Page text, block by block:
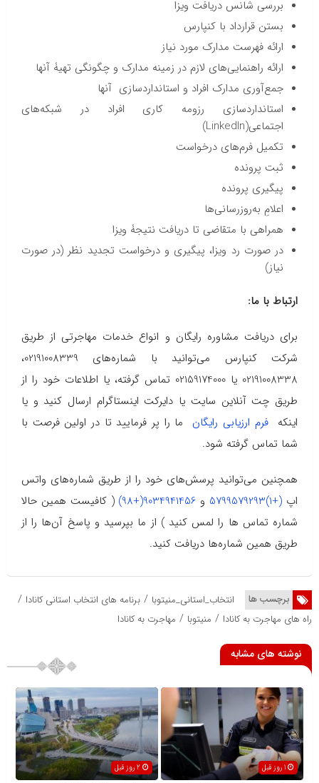
بررسی شانس دریافت ویزا
بستن قرارداد با کنپارس
ارائه فهرست مدارک مورد نیاز
ارائه راهنمایی‌های لازم در زمینه مدارک و چگونگی تهیۀ آنها
جمع‌آوری مدارک افراد و استانداردسازی آنها
استانداردسازی رزومه کاری افراد در شبکه‌های
اجتماعی(LinkedIn)
تکمیل فرم‌های درخواست
ثبت پرونده
پیگیری پرونده
اعلامِ به‌روزرسانی‌ها
همراهی با متقاضی تا دریافت نتیجۀ ویزا
در صورت رد ویزا، پیگیری و درخواست تجدید نظر (در صورت
نیاز)
ارتباط با ما:
برای دریافت مشاوره رایگان و انواع خدمات مهاجرتی از طریق
شرکت کنپارس می‌توانید با شماره‌های 02191008339،
02191008338 یا 02159174000 تماس گرفته، یا اطلاعات خود را از
طریق چت آنلاین سایت یا دایرکت اینستاگرام ارسال کنید و یا
اینکهفرم ارزیابی رایگان
ما را پر فرمایید تا در اولین فرصت با
شما تماس گرفته شود.
همچنین می‌توانید پرسش‌های خود را از طریق شماره‌های واتس
اپ (+1)5799579293 و 9034941456(+98)
( کافیست همین حالا
شماره تماس ها را لمس کنید ) از ما بپرسید و پاسخ آن‌ها را از
طریق همین شماره‌ها دریافت کنید.
برچسب ها انتخاب_استانی_منیتوبا / برنامه های انتخاب استانی کانادا /
راه های مهاجرت به کانادا / منیتوبا / مهاجرت به کانادا
نوشته های مشابه
1 روز قبل